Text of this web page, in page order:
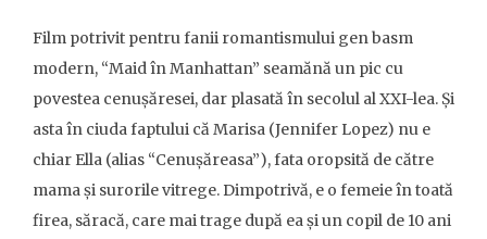
Film potrivit pentru fanii romantismului gen basm
modern, “Maid în Manhattan” seamănă un pic cu
povestea cenușăresei, dar plasată în secolul al XXI-lea. Și
asta în ciuda faptului că Marisa (Jennifer Lopez) nu e
chiar Ella (alias “Cenușăreasa”), fata oropsită de către
mama și surorile vitrege. Dimpotrivă, e o femeie în toată
firea, săracă, care mai trage după ea și un copil de 10 ani